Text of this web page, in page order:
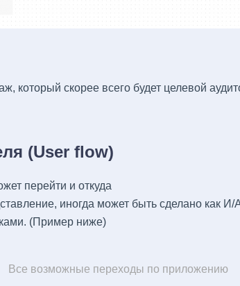
который скорее всего будет целевой
(User flow)
перейти и откуда
иногда может быть сделано как И/
(Пример ниже)
Все возможные переходы по приложению